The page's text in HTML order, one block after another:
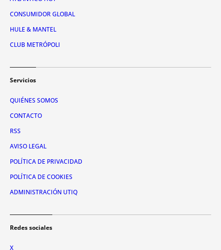
CONSUMIDOR GLOBAL
HULE & MANTEL
CLUB METRÓPOLI
Servicios
QUIÉNES SOMOS
CONTACTO
RSS
AVISO LEGAL
POLÍTICA DE PRIVACIDAD
POLÍTICA DE COOKIES
ADMINISTRACIÓN UTIQ
Redes sociales
X